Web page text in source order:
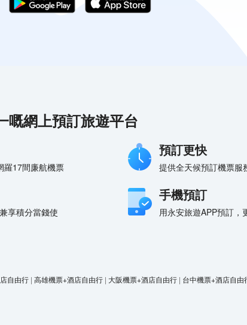
網上預訂旅遊平台
羅17間廉航機票
預訂更快
提供全天候預訂機票服
享積分當錢使
手機預訂
用永安旅遊APP預訂，
自由行 | 高雄機票+酒店自由行 | 大阪機票+酒店自由行 | 台中機票+酒店自由